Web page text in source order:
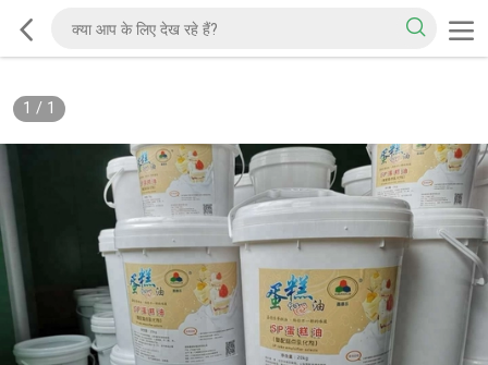
1 / 1